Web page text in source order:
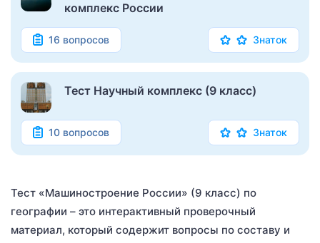
комплекс России
16 вопросов Знаток
Тест Научный комплекс (9 класс)
10 вопросов Знаток
Тест «Машиностроение России» (9 класс) по
географии – это интерактивный проверочный
материал, который содержит вопросы по составу и